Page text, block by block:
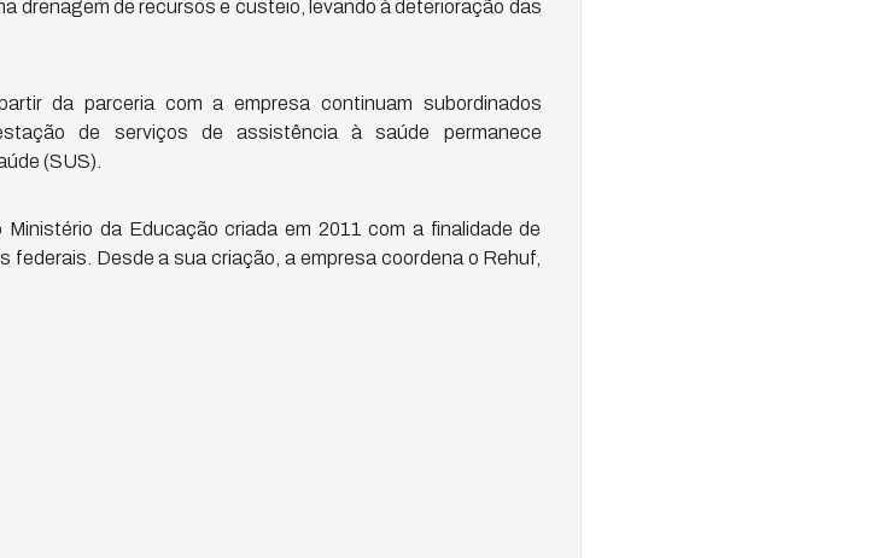
drenagem de recursos e custeio, levando à deterioração das
da parceria com a empresa continuam subordinados
de serviços de assistência à saúde permanece
(SUS).
da Educação criada em 2011 com a finalidade de
Desde a sua criação, a empresa coordena o Rehuf,